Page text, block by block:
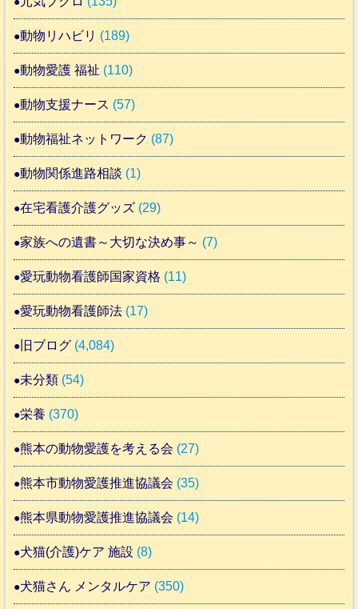
動物リハビリ (189)
動物愛護 福祉 (110)
動物支援ナース (57)
動物福祉ネットワーク (87)
動物関係進路相談 (1)
在宅看護介護グッズ (29)
家族への遺書～大切な決め事～ (7)
愛玩動物看護師国家資格 (11)
愛玩動物看護師法 (17)
旧ブログ (4,084)
未分類 (54)
栄養 (370)
熊本の動物愛護を考える会 (27)
熊本市動物愛護推進協議会 (35)
熊本県動物愛護推進協議会 (14)
犬猫(介護)ケア 施設 (8)
犬猫さん メンタルケア (350)